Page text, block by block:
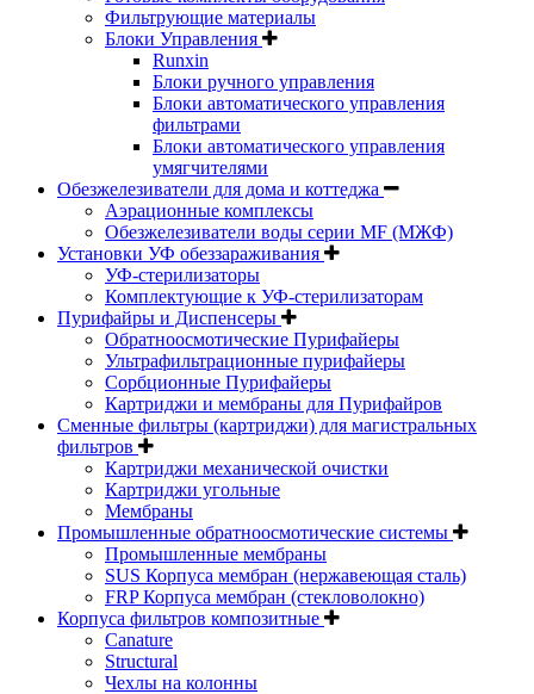
Фильтрующие материалы
Блоки Управления
Runxin
Блоки ручного управления
Блоки автоматического управления
фильтрами
Блоки автоматического управления
умягчителями
Обезжелезиватели для дома и коттеджа
Аэрационные комплексы
Обезжелезиватели воды серии MF (МЖФ)
Установки УФ обеззараживания
УФ-стерилизаторы
Комплектующие к УФ-стерилизаторам
Пурифайры и Диспенсеры
Обратноосмотические Пурифайеры
Ультрафильтрационные пурифайеры
Сорбционные Пурифайеры
Картриджи и мембраны для Пурифайров
Сменные фильтры (картриджи) для магистральных
фильтров
Картриджи механической очистки
Картриджи угольные
Мембраны
Промышленные обратноосмотические системы
Промышленные мембраны
SUS Корпуса мембран (нержавеющая сталь)
FRP Корпуса мембран (стекловолокно)
Корпуса фильтров композитные
Canature
Structural
Чехлы на колонны